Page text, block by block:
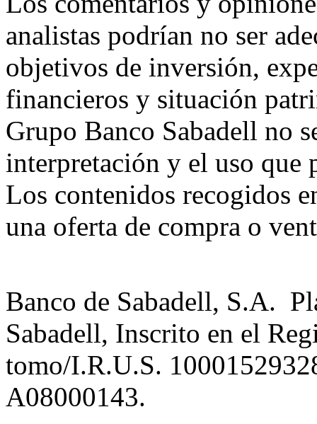
analistas podrían no ser
objetivos de inversión,
financieros y situación
Grupo Banco Sabadell no
interpretación y el uso que
Los contenidos recogidos
una oferta de compra o
Banco de Sabadell, S.A.
Sabadell, Inscrito en el
tomo/I.R.U.S.
A08000143.